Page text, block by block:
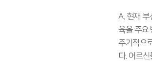
A. 현재 부
육을 주요
주기적으
다. 어르